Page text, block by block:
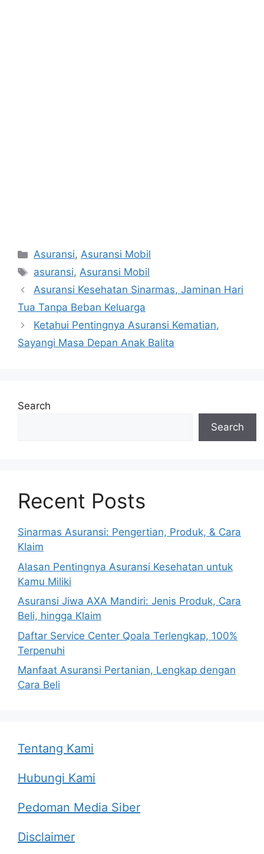
Categories
Asuransi,Asuransi Mobil
Tags
asuransi,Asuransi Mobil
Post
navigation
Asuransi Kesehatan Sinarmas, Jaminan Hari
Tua Tanpa Beban Keluarga
Ketahui Pentingnya Asuransi Kematian,
Sayangi Masa Depan Anak Balita
Search
Search
Recent Posts
Sinarmas Asuransi: Pengertian, Produk, & Cara
Klaim
Alasan Pentingnya Asuransi Kesehatan untuk
Kamu Miliki
Asuransi Jiwa AXA Mandiri: Jenis Produk, Cara
Beli, hingga Klaim
Daftar Service Center Qoala Terlengkap, 100%
Terpenuhi
Manfaat Asuransi Pertanian, Lengkap dengan
Cara Beli
Tentang Kami
Hubungi Kami
Pedoman Media Siber
Disclaimer